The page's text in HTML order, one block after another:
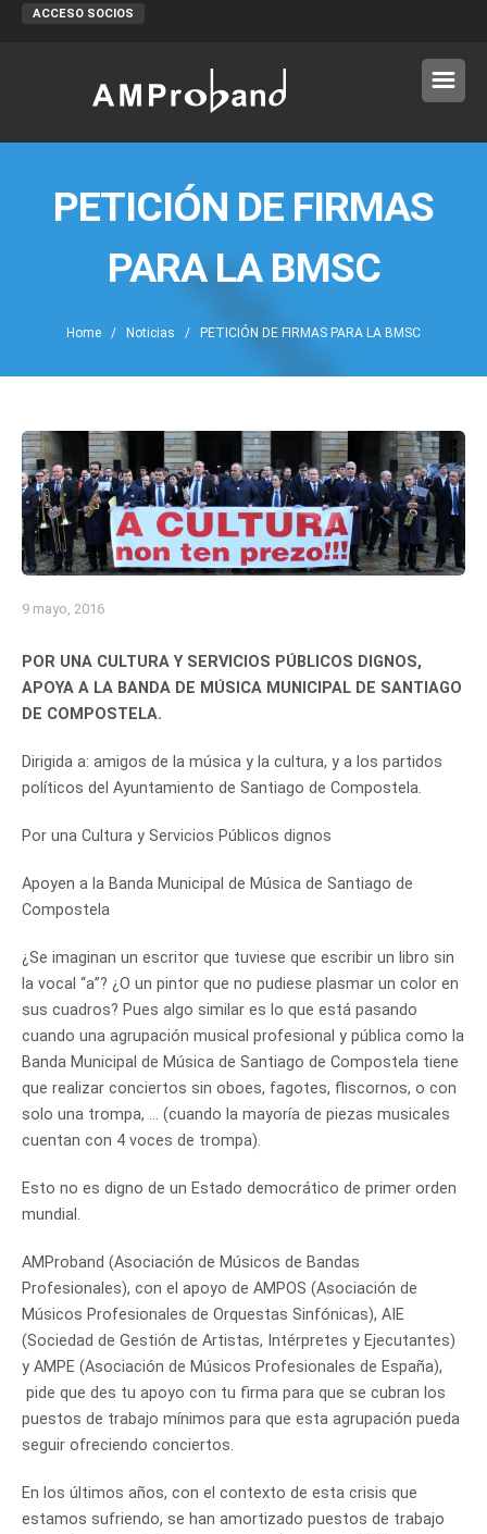
ACCESO SOCIOS
PETICIÓN DE FIRMAS
PARA LA BMSC
Home / Noticias / PETICIÓN DE FIRMAS PARA LA BMSC
9 mayo, 2016
POR UNA CULTURA Y SERVICIOS PÚBLICOS DIGNOS,
APOYA A LA BANDA DE MÚSICA MUNICIPAL DE SANTIAGO
DE COMPOSTELA.
Dirigida a: amigos de la música y la cultura, y a los partidos
políticos del Ayuntamiento de Santiago de Compostela.
Por una Cultura y Servicios Públicos dignos
Apoyen a la Banda Municipal de Música de Santiago de
Compostela
¿Se imaginan un escritor que tuviese que escribir un libro sin
la vocal “a”? ¿O un pintor que no pudiese plasmar un color en
sus cuadros? Pues algo similar es lo que está pasando
cuando una agrupación musical profesional y pública como la
Banda Municipal de Música de Santiago de Compostela tiene
que realizar conciertos sin oboes, fagotes, fliscornos, o con
solo una trompa, … (cuando la mayoría de piezas musicales
cuentan con 4 voces de trompa).
Esto no es digno de un Estado democrático de primer orden
mundial.
AMProband (Asociación de Músicos de Bandas
Profesionales), con el apoyo de AMPOS (Asociación de
Músicos Profesionales de Orquestas Sinfónicas), AIE
(Sociedad de Gestión de Artistas, Intérpretes y Ejecutantes)
y AMPE (Asociación de Músicos Profesionales de España),
pide que des tu apoyo con tu firma para que se cubran los
puestos de trabajo mínimos para que esta agrupación pueda
seguir ofreciendo conciertos.
En los últimos años, con el contexto de esta crisis que
estamos sufriendo, se han amortizado puestos de trabajo